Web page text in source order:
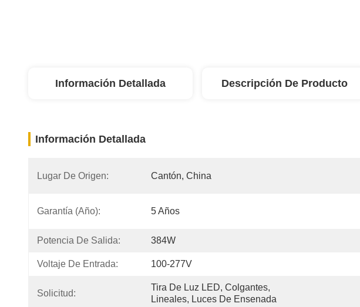
Información Detallada Descripción De Producto
Información Detallada
Lugar De Origen: Cantón, China
Garantía (año): 5 Años
Potencia De Salida: 384W
Voltaje De Entrada: 100-277V
Solicitud:
Tira De Luz LED, Colgantes,
Lineales, Luces De Ensenada